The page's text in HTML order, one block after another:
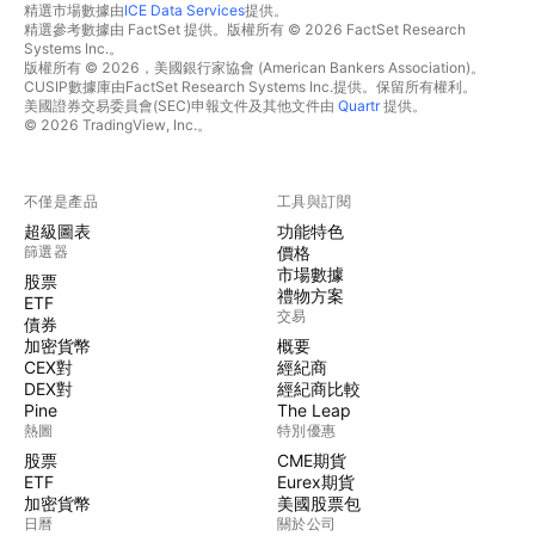
精選市場數據由ICE Data Services提供。
精選參考數據由 FactSet 提供。版權所有 © 2026 FactSet Research
Systems Inc.。
版權所有 © 2026，美國銀行家協會 (American Bankers Association)。
CUSIP數據庫由FactSet Research Systems Inc.提供。保留所有權利。
美國證券交易委員會(SEC)申報文件及其他文件由 Quartr提供。
© 2026 TradingView, Inc.。
不僅是產品
超級圖表
篩選器
股票
ETF
債券
加密貨幣
CEX對
DEX對
Pine
熱圖
股票
ETF
加密貨幣
日曆
工具與訂閱
功能特色
價格
市場數據
禮物方案
交易
概要
經紀商
經紀商比較
The Leap
特別優惠
CME期貨
Eurex期貨
美國股票包
關於公司